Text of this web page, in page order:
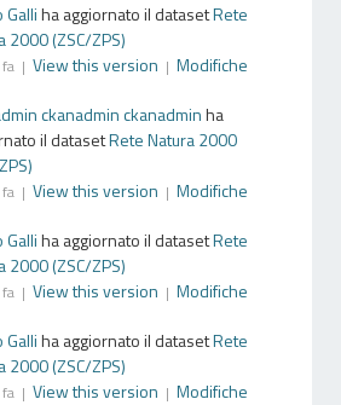
Galliha aggiornato il datasetRete
2000 (ZSC/ZPS)
fa | View this version | Modifiche
ckanadmin ckanadminha
il datasetRete Natura 2000
fa | View this version | Modifiche
Galliha aggiornato il datasetRete
2000 (ZSC/ZPS)
fa | View this version | Modifiche
Galliha aggiornato il datasetRete
2000 (ZSC/ZPS)
fa | View this version | Modifiche